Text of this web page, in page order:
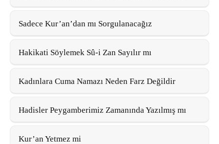
Sadece Kur’an’dan mı Sorgulanacağız
Hakikati Söylemek Sû-i Zan Sayılır mı
Kadınlara Cuma Namazı Neden Farz Değildir
Hadisler Peygamberimiz Zamanında Yazılmış mı
Kur’an Yetmez mi